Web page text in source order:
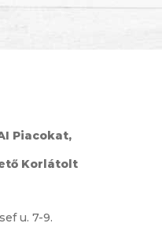
Piacokat,
Korlátolt
u. 7-9.